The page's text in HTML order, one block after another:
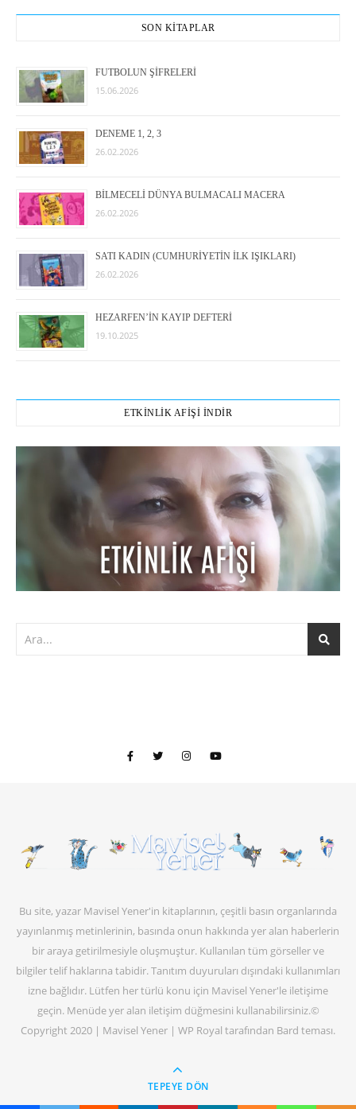
SON KİTAPLAR
FUTBOLUN ŞİFRELERİ
15.06.2026
DENEME 1, 2, 3
26.02.2026
BİLMECELİ DÜNYA BULMACALI MACERA
26.02.2026
SATI KADIN (CUMHURİYETİN İLK IŞIKLARI)
26.02.2026
HEZARFEN’İN KAYIP DEFTERİ
19.10.2025
ETKİNLİK AFİŞİ İNDİR
Bu site, yazar Mavisel Yener'in kitaplarının, çeşitli basın organlarında
yayınlanmış metinlerinin, basında onun hakkında yer alan haberlerin
bir araya getirilmesiyle oluşmuştur. Kullanılan tüm görseller ve
bilgiler telif haklarına tabidir. Tanıtım duyuruları dışındaki kullanımları
izne bağlıdır. Lütfen her türlü konu için Mavisel Yener'le iletişime
geçin. Menüde yer alan iletişim düğmesini kullanabilirsiniz.©
Copyright 2020 | Mavisel Yener | WP Royal tarafından Bard teması.
TEPEYE DÖN